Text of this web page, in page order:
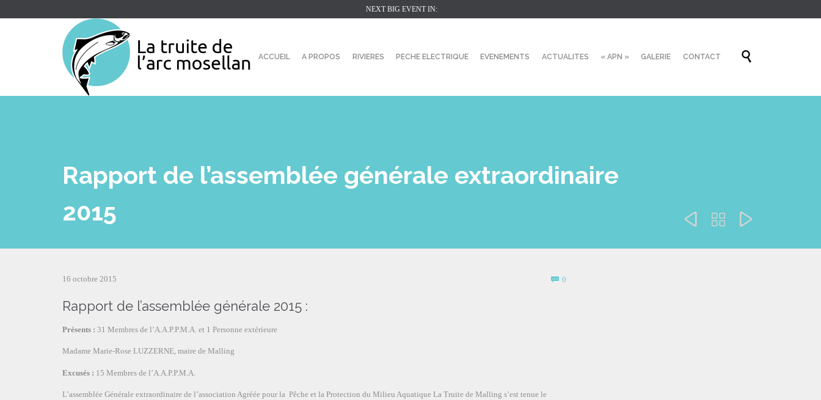
NEXT BIG EVENT IN:
Skip
ACCUEIL A PROPOS RIVIERES PECHE ELECTRIQUE EVENEMENTS ACTUALITES « APN » GALERIE CONTACT 
Rapport de l’assemblée générale extraordinaire
2015
  
16 octobre 2015  0
Rapport de l’assemblée générale 2015 :
Présents : 31 Membres de l’A.A.P.P.M.A. et 1 Personne extérieure
Madame Marie-Rose LUZZERNE, maire de Malling
Excusés : 15 Membres de l’A.A.P.P.M.A.
L’assemblée Générale extraordinaire de l’association Agréée pour la Pêche et la Protection du Milieu Aquatique La Truite de Malling s’est tenue le